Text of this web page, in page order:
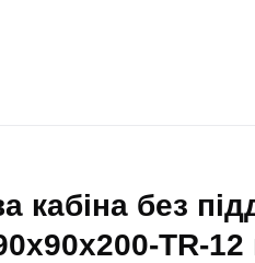
кабіна без
TR-